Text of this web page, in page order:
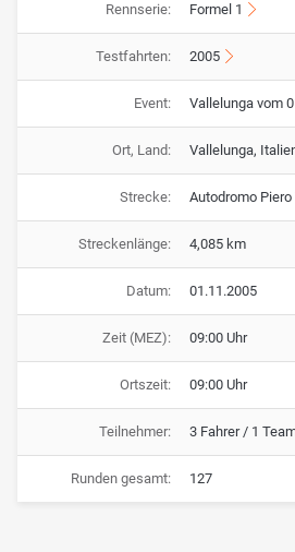
Rennserie: Formel 1
Testfahrten: 2005
Event: Vallelunga vom
Ort, Land: Vallelunga,
Strecke: Autodromo Piero
Streckenlänge: 4,085 km
Datum: 01.11.2005
Zeit (MEZ): 09:00 Uhr
Ortszeit: 09:00 Uhr
Teilnehmer: 3 Fahrer / 1
Runden gesamt: 127